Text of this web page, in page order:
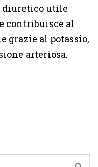
diuretico utile
contribuisce al
grazie al potassio,
arteriosa.